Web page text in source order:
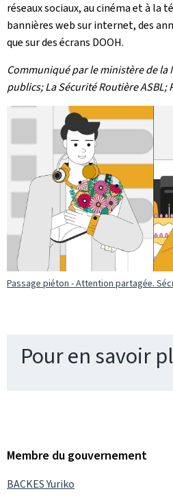
réseaux sociaux, au cinéma et à la
bannières web sur internet, des
que sur des écrans DOOH.
Communiqué par le ministère de la
publics; La Sécurité Routière ASBL;
Passage piéton - Attention partagée.
Pour en savoir
Membre du gouvernement
BACKES Yuriko